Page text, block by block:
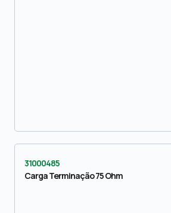
31000485
Carga Terminação 75 Ohm